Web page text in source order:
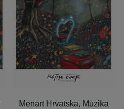
Menart Hrvatska, Muzika